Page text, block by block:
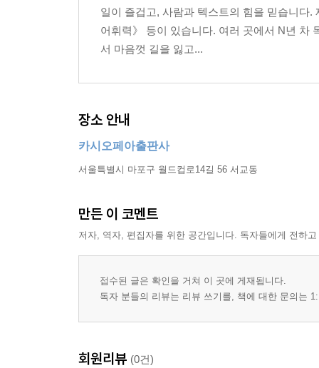
일이 즐겁고, 사람과 텍스트의 힘을 믿습니다
어휘력》 등이 있습니다. 여러 곳에서 N년 차
서 마음껏 길을 잃고...
장소 안내
카시오페아출판사
서울특별시 마포구 월드컵로14길 56 서교동
만든 이 코멘트
저자, 역자, 편집자를 위한 공간입니다. 독자들에게 전하
접수된 글은 확인을 거쳐 이 곳에 게재됩니다.
독자 분들의 리뷰는 리뷰 쓰기를, 책에 대한 문의는
회원리뷰 (0건)